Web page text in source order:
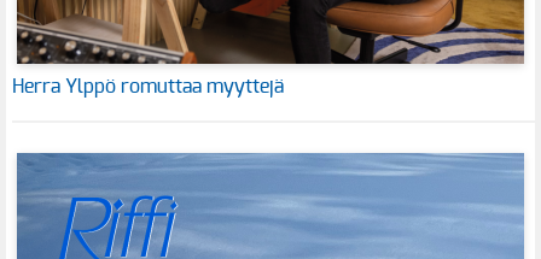
Herra Ylppö romuttaa myyttejä